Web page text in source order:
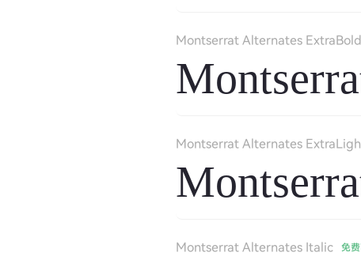
Montserrat Alternates
Montserrat Alternates
Montserrat Alternates Italic 免